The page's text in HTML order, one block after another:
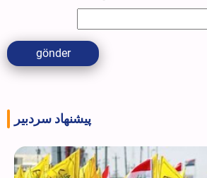
gönder
پیشنهاد سردبیر